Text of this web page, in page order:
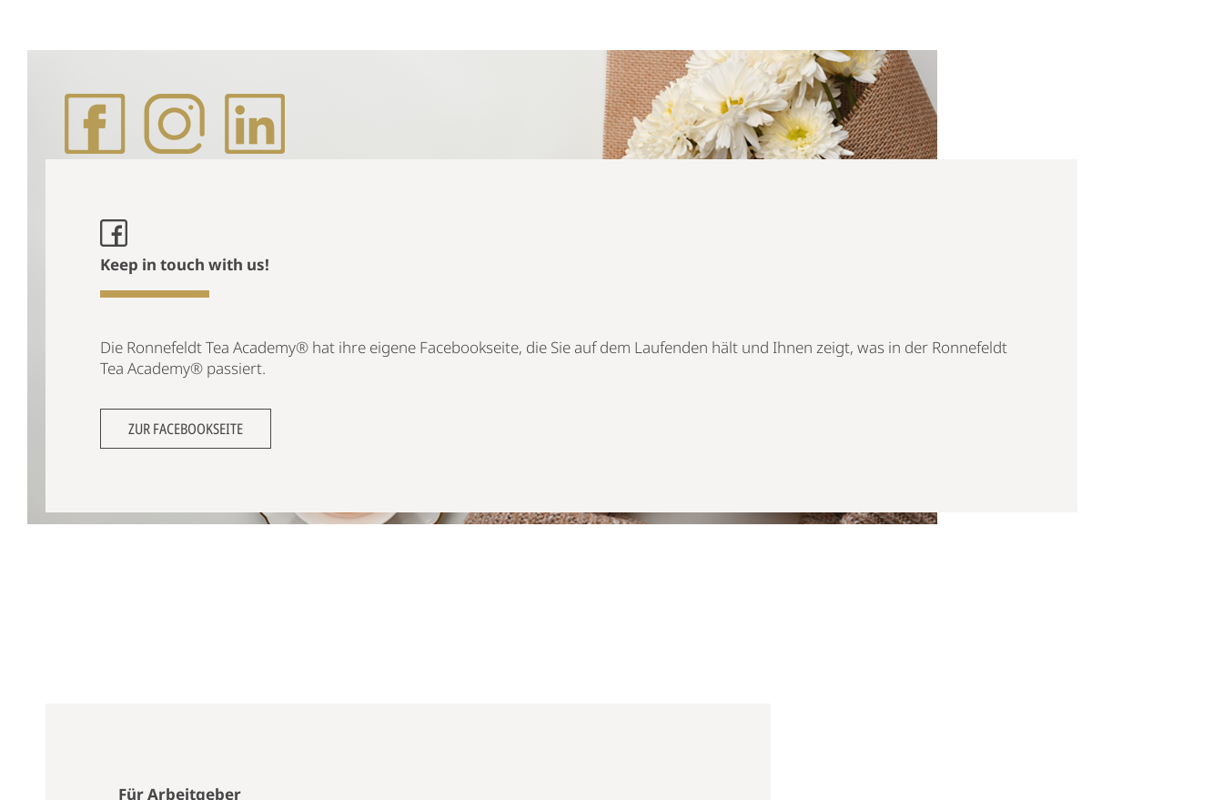
Keep in touch with us!
Die Ronnefeldt Tea Academy® hat ihre eigene Facebookseite, die Sie auf dem Laufenden hält und Ihnen zeigt, was in der Ronnefeldt
Tea Academy® passiert.
ZUR FACEBOOKSEITE
Für Arbeitgeber